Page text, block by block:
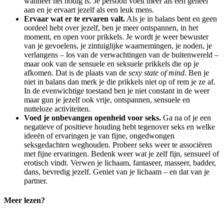
aan en je ervaart jezelf als een leuk mens.
Ervaar wat er te ervaren valt. Als je in balans bent en geen
oordeel hebt over jezelf, ben je meer ontspannen, in het
moment, en open voor prikkels. Je wordt je weer bewuster
van je gevoelens, je zintuiglijke waarnemingen, je noden, je
verlangens – los van de verwachtingen van de buitenwereld –
maar ook van de sensuele en seksuele prikkels die op je
afkomen. Dat is de plaats van de sexy state of mind. Ben je
niet in balans dan merk je die prikkels niet op of rem je ze af.
In de evenwichtige toestand ben je niet constant in de weer
maar gun je jezelf ook vrije, ontspannen, sensuele en
nutteloze activiteiten.
Voed je onbevangen openheid voor seks. Ga na of je een
negatieve of positieve houding hebt tegenover seks en welke
ideeën of ervaringen je van fijne, ongedwongen
seksgedachten weghouden. Probeer seks weer te associëren
met fijne ervaringen. Bedenk weer wat je zelf fijn, sensueel of
erotisch vindt. Verwen je lichaam, fantaseer, masseer, badder,
dans, bevredig jezelf. Geniet van je lichaam – en dat van je
partner.
Meer lezen?